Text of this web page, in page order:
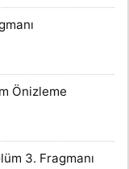
Önizleme
3. Fragmanı